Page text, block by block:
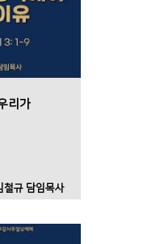
리가
철규 담임목사